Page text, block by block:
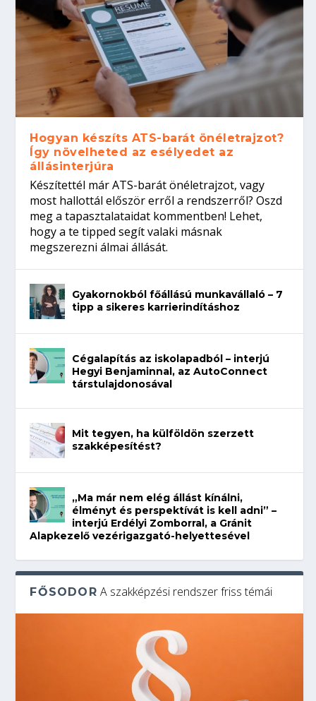
Hogyan készíts ATS-barát önéletrajzot?
Így növelheted az esélyedet az
állásinterjúra
Készítettél már ATS-barát önéletrajzot, vagy
most hallottál először erről a rendszerről? Oszd
meg a tapasztalataidat kommentben! Lehet,
hogy a te tipped segít valaki másnak
megszerezni álmai állását.
Gyakornokból főállású munkavállaló – 7
tipp a sikeres karrierindításhoz
Cégalapítás az iskolapadból – interjú
Hegyi Benjaminnal, az AutoConnect
társtulajdonosával
Mit tegyen, ha külföldön szerzett
szakképesítést?
„Ma már nem elég állást kínálni,
élményt és perspektívát is kell adni” –
interjú Erdélyi Zomborral, a Gránit
Alapkezelő vezérigazgató-helyettesével
FŐSODOR A szakképzési rendszer friss témái